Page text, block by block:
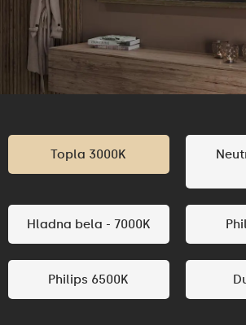
Topla 3000K
Hladna bela - 7000K
Philips 6500K